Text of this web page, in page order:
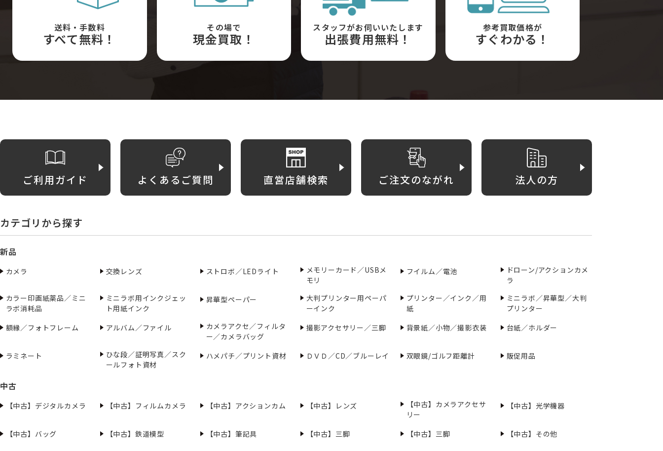
送料・手数料
すべて無料！
その場で
現金買取！
スタッフがお伺いいたします
出張費用無料！
参考買取価格が
すぐわかる！
ご利用ガイド よくあるご質問 直営店舗検索 ご注文のながれ 法人の方
カテゴリから探す
新品
カメラ 交換レンズ ストロボ／LEDライト
メモリーカード／USBメ
モリ
フイルム／電池
ドローン/アクションカメ
ラ
カラー印画紙薬品／ミニ
ラボ消耗品
ミニラボ用インクジェッ
ト用紙インク
昇華型ペーパー
大判プリンター用ペーパ
ーインク
プリンター／インク／用
紙
ミニラボ／昇華型／大判
プリンター
額縁／フォトフレーム
アルバム／ファイル
カメラアクセ／フィルタ
ー／カメラバッグ
撮影アクセサリー／三脚 背景紙／小物／撮影衣装 台紙／ホルダー
ラミネート
ひな段／証明写真／スク
ールフォト資材
ハメパチ／プリント資材 ＤＶＤ／CD／ブルーレイ 双眼鏡/ゴルフ距離計 販促用品
中古
【中古】デジタルカメラ 【中古】フィルムカメラ 【中古】アクションカム 【中古】レンズ
【中古】カメラアクセサ
リー
【中古】光学機器
【中古】バッグ 【中古】鉄道模型 【中古】筆記具 【中古】三脚 【中古】三脚 【中古】その他